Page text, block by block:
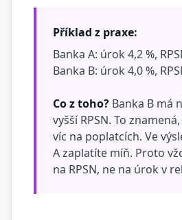
Příklad z praxe:
Banka A: úrok 4,2 %,
Banka B: úrok 4,0 %,
Co z toho? Banka B má
vyšší RPSN. To
víc na poplatcích. Ve
A zaplatíte míň. Proto
na RPSN, ne na úrok v